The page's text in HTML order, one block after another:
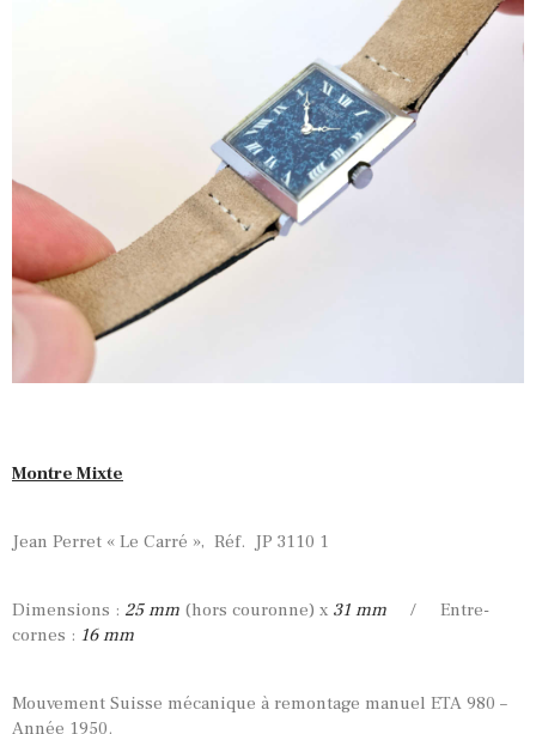
Montre Mixte
Jean Perret « Le Carré », Réf. JP 3110 1
Dimensions : 25 mm (hors couronne) x 31 mm / Entre-
cornes : 16 mm
Mouvement Suisse mécanique à remontage manuel ETA 980 –
Année 1950.